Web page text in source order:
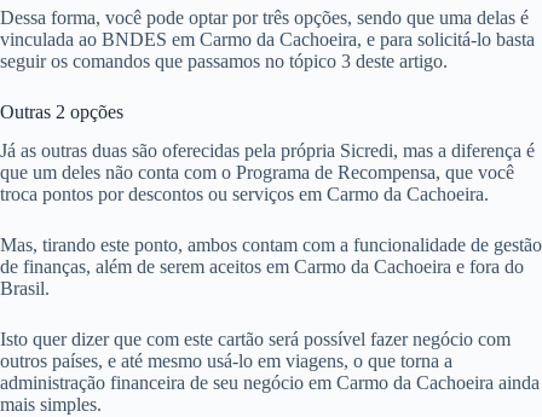
Dessa forma, você pode optar por três opções, sendo que uma delas é
vinculada ao BNDES em Carmo da Cachoeira, e para solicitá-lo basta
seguir os comandos que passamos no tópico 3 deste artigo.
Outras 2 opções
Já as outras duas são oferecidas pela própria Sicredi, mas a diferença é
que um deles não conta com o Programa de Recompensa, que você
troca pontos por descontos ou serviços em Carmo da Cachoeira.
Mas, tirando este ponto, ambos contam com a funcionalidade de gestão
de finanças, além de serem aceitos em Carmo da Cachoeira e fora do
Brasil.
Isto quer dizer que com este cartão será possível fazer negócio com
outros países, e até mesmo usá-lo em viagens, o que torna a
administração financeira de seu negócio em Carmo da Cachoeira ainda
mais simples.